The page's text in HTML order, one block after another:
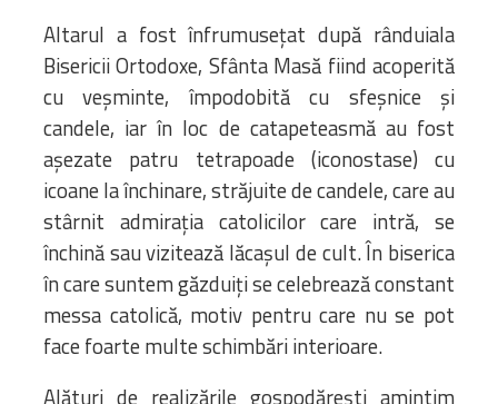
Altarul a fost înfrumusețat după rânduiala
Bisericii Ortodoxe, Sfânta Masă fiind acoperită
cu veșminte, împodobită cu sfeșnice și
candele, iar în loc de catapeteasmă au fost
așezate patru tetrapoade (iconostase) cu
icoane la închinare, străjuite de candele, care au
stârnit admirația catolicilor care intră, se
închină sau vizitează lăcașul de cult. În biserica
în care suntem găzduiți se celebrează constant
messa catolică, motiv pentru care nu se pot
face foarte multe schimbări interioare.
Alături de realizările gospodărești amintim